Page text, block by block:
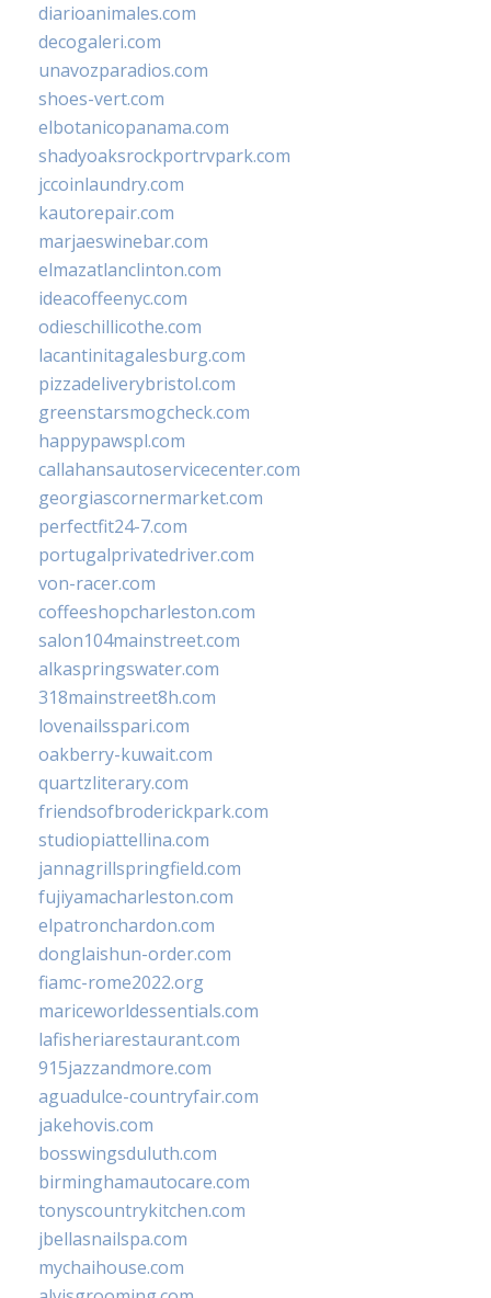
diarioanimales.com
decogaleri.com
unavozparadios.com
shoes-vert.com
elbotanicopanama.com
shadyoaksrockportrvpark.com
jccoinlaundry.com
kautorepair.com
marjaeswinebar.com
elmazatlanclinton.com
ideacoffeenyc.com
odieschillicothe.com
lacantinitagalesburg.com
pizzadeliverybristol.com
greenstarsmogcheck.com
happypawspl.com
callahansautoservicecenter.com
georgiascornermarket.com
perfectfit24-7.com
portugalprivatedriver.com
von-racer.com
coffeeshopcharleston.com
salon104mainstreet.com
alkaspringswater.com
318mainstreet8h.com
lovenailsspari.com
oakberry-kuwait.com
quartzliterary.com
friendsofbroderickpark.com
studiopiattellina.com
jannagrillspringfield.com
fujiyamacharleston.com
elpatronchardon.com
donglaishun-order.com
fiamc-rome2022.org
mariceworldessentials.com
lafisheriarestaurant.com
915jazzandmore.com
aguadulce-countryfair.com
jakehovis.com
bosswingsduluth.com
birminghamautocare.com
tonyscountrykitchen.com
jbellasnailspa.com
mychaihouse.com